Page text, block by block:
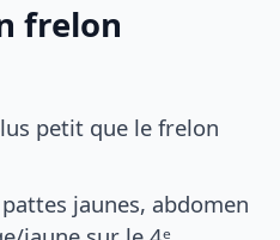
frelon
petit que le frelon
jaunes, abdomen